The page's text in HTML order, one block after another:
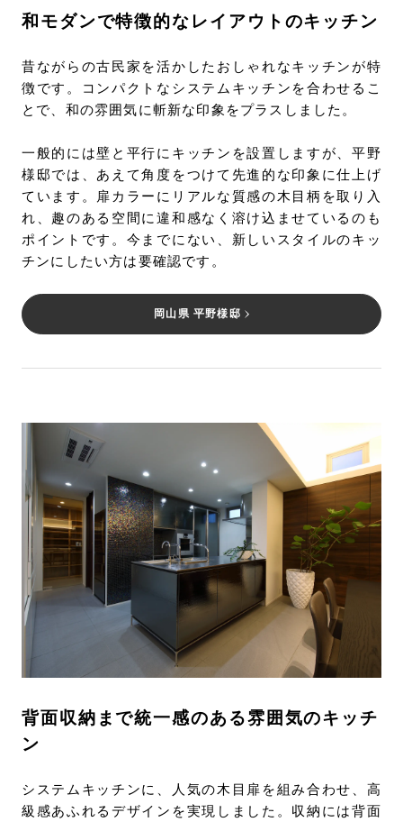
和モダンで特徴的なレイアウトのキッチン
昔ながらの古民家を活かしたおしゃれなキッチンが特
徴です。コンパクトなシステムキッチンを合わせるこ
とで、和の雰囲気に斬新な印象をプラスしました。
一般的には壁と平行にキッチンを設置しますが、平野
様邸では、あえて角度をつけて先進的な印象に仕上げ
ています。扉カラーにリアルな質感の木目柄を取り入
れ、趣のある空間に違和感なく溶け込ませているのも
ポイントです。今までにない、新しいスタイルのキッ
チンにしたい方は要確認です。
岡山県 平野様邸
背面収納まで統一感のある雰囲気のキッチ
ン
システムキッチンに、人気の木目扉を組み合わせ、高
級感あふれるデザインを実現しました。収納には背面